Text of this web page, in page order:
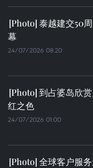
泰越建交50
幕
24/07/2026 08:20
到占婆岛欣
红之色
24/07/2026 01:00
全球客户服